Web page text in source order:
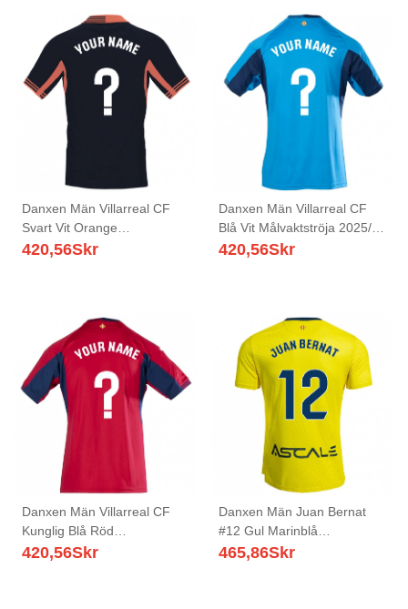
Danxen Män Villarreal CF
Svart Vit Orange
Målvaktströja 2025/26 T-
420,56Skr
Danxen Män Villarreal CF
Blå Vit Målvaktströja 2025/26
T-tröja
420,56Skr
Danxen Män Villarreal CF
Kunglig Blå Röd
Målvaktströja 2025/26 T-
420,56Skr
Danxen Män Juan Bernat
#12 Gul Marinblå
Hemmatröja Matchtröjor
465,86Skr